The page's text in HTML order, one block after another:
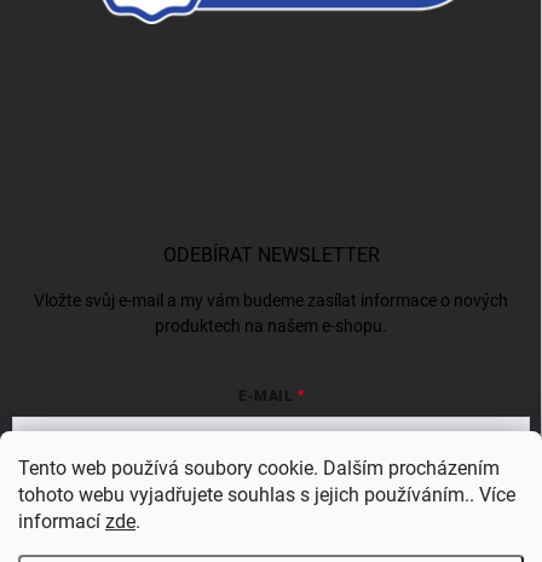
Tento web používá soubory cookie. Dalším procházením
tohoto webu vyjadřujete souhlas s jejich používáním.. Více
informací zde.
ODEBÍRAT NEWSLETTER
Vložte svůj e-mail a my vám budeme zasílat informace o nových
produktech na našem e-shopu.
E-MAIL
Vložením e-mailu souhlasíte s
Přihlásit se